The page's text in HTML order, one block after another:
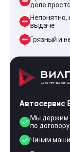
деле
Непонятно,
выдаче
Грязный и
Автосервис
Мы держим
по
Чиним